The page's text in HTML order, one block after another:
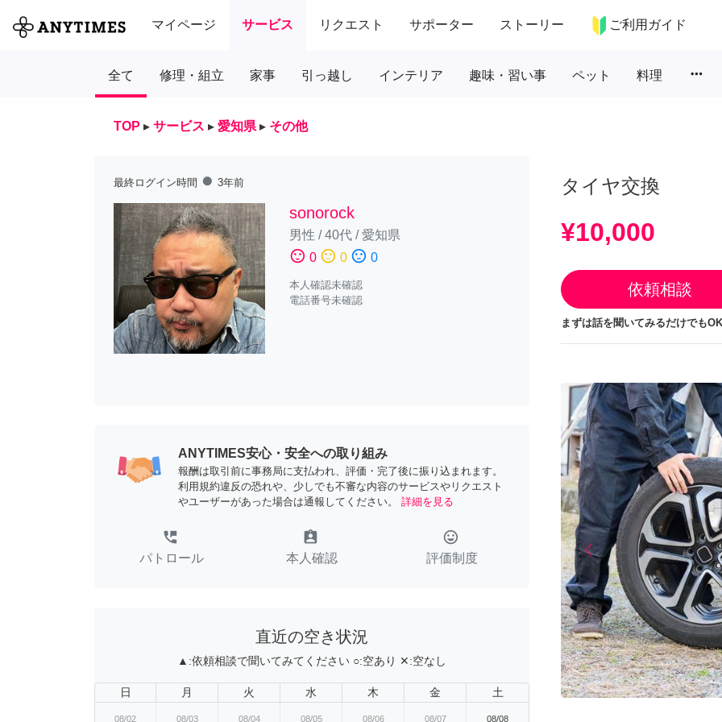
マイページ サービス リクエスト サポーター ストーリー ご利用ガイド
全て 修理・組立 家事 引っ越し インテリア 趣味・習い事 ペット 料理 more_horiz
TOP ▸ サービス ▸ 愛知県 ▸ その他
最終ログイン時間 fiber_manual_record 3年前
sonorock
男性 /40代/愛知県
sentiment_satisfied 0 sentiment_neutral 0 sentiment_dissatisfied 0
本人確認未確認
電話番号未確認
ANYTIMES安心・安全への取り組み
報酬は取引前に事務局に支払われ、評価・完了後に振り込まれます。
利用規約違反の恐れや、少しでも不審な内容のサービスやリクエスト
やユーザーがあった場合は通報してください。
詳細を見る
perm_phone_msg
パトロール
assignment_ind
本人確認
tag_faces
評価制度
直近の空き状況
▲:依頼相談で聞いてみてください ○:空あり ✕:空なし
日 月 火 水 木 金 土
08/02 08/03 08/04 08/05 08/06 08/07 08/08
タイヤ交換
¥10,000
依頼相談
まずは話を聞いてみるだけでも
arrow_back_iosPrevious